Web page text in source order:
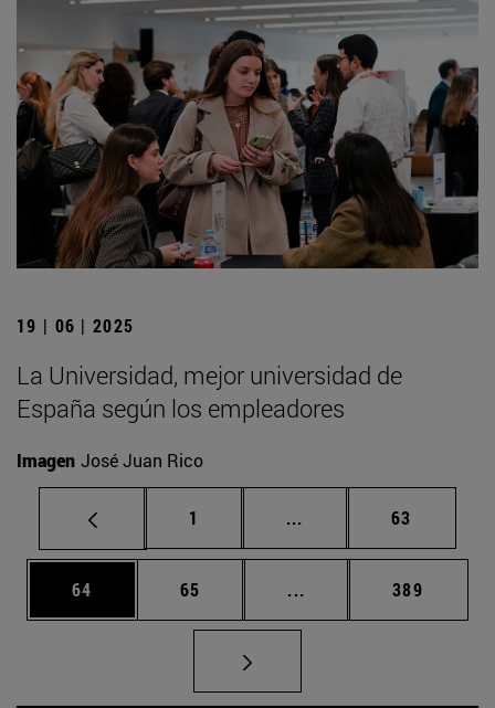
19 | 06 | 2025
La Universidad, mejor universidad de
España según los empleadores
Imagen José Juan Rico
Página
1 ... Páginas intermedias
Página
63
Página
64 Página
65 ... Páginas intermedias
Página
389